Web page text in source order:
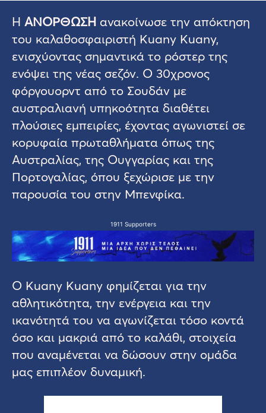
Η ΑΝΟΡΘΩΣΗ ανακοίνωσε την απόκτηση
του καλαθοσφαιριστή Kuany Kuany,
ενισχύοντας σημαντικά το ρόστερ της
ενόψει της νέας σεζόν. Ο 30χρονος
φόργουορντ από το Σουδάν με
αυστραλιανή υπηκοότητα διαθέτει
πλούσιες εμπειρίες, έχοντας αγωνιστεί σε
κορυφαία πρωταθλήματα όπως της
Αυστραλίας, της Ουγγαρίας και της
Πορτογαλίας, όπου ξεχώρισε με την
παρουσία του στην Μπενφίκα.
1911 Supporters
Ο Kuany Kuany φημίζεται για την
αθλητικότητα, την ενέργεια και την
ικανότητά του να αγωνίζεται τόσο κοντά
όσο και μακριά από το καλάθι, στοιχεία
που αναμένεται να δώσουν στην ομάδα
μας επιπλέον δυναμική.